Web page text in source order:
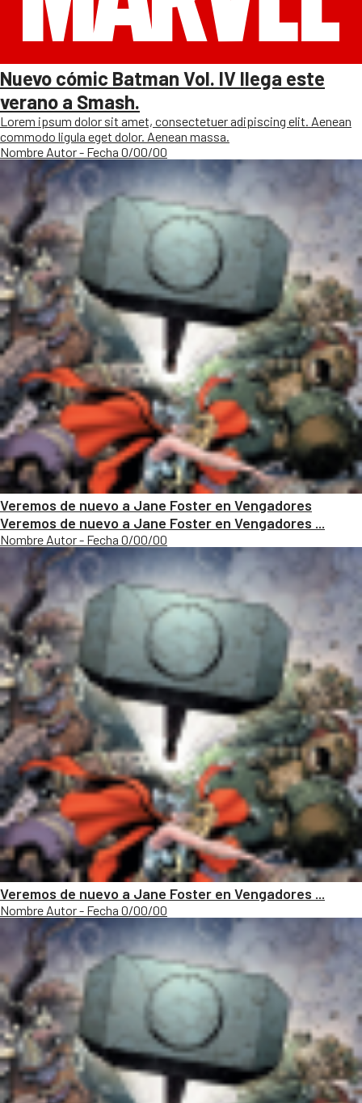
Nuevo cómic Batman Vol. IV llega este
verano a Smash.
Lorem ipsum dolor sit amet, consectetuer adipiscing elit. Aenean
commodo ligula eget dolor. Aenean massa.
Nombre Autor - Fecha 0/00/00
Veremos de nuevo a Jane Foster en Vengadores
Veremos de nuevo a Jane Foster en Vengadores ...
Nombre Autor - Fecha 0/00/00
Veremos de nuevo a Jane Foster en Vengadores ...
Nombre Autor - Fecha 0/00/00